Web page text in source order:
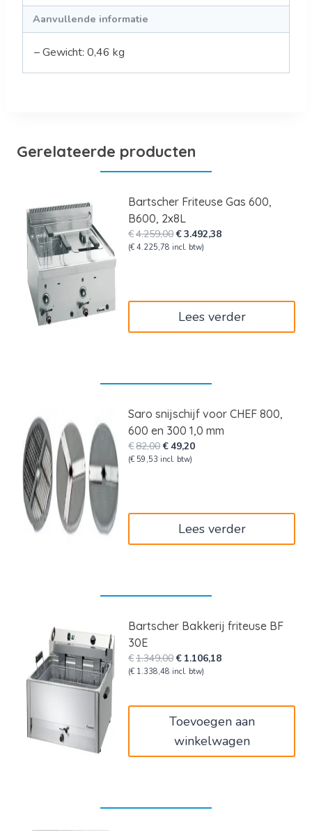
Aanvullende informatie
– Gewicht: 0,46 kg
Gerelateerde producten
Bartscher Friteuse Gas 600,
B600, 2x8L
€4.259,00Oorspronkelijke
prijs
€3.492,38Huidige
(€ 4.225,78 incl. btw)
Lees verder
Saro snijschijf voor CHEF 800,
600 en 300 1,0 mm
€82,00Oorspronkelijke
prijs
€49,20Huidige
(€ 59,53 incl. btw)
Lees verder
Bartscher Bakkerij friteuse BF
30E
€1.349,00Oorspronkelijke
prijs
€ 1.106,18Huidige
(€ 1.338,48 incl. btw)
Toevoegen aan
winkelwagen